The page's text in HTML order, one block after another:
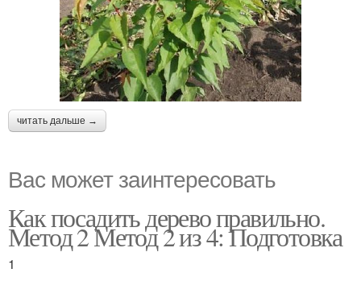
читать дальше →
Вас может заинтересовать
Как посадить дерево правильно.
Метод 2 Метод 2 из 4: Подготовка
1